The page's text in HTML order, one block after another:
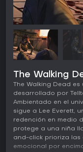
The Walking
The Walking Dead
desarrollado por
Ambientado en el
sigue a Lee Everett,
redención en medio
protege a una niña
and-click prioriza las
emocional por